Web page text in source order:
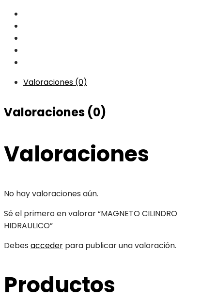
Valoraciones (0)
Valoraciones (0)
Valoraciones
No hay valoraciones aún.
Sé el primero en valorar “MAGNETO CILINDRO
HIDRAULICO”
Debes acceder para publicar una valoración.
Productos